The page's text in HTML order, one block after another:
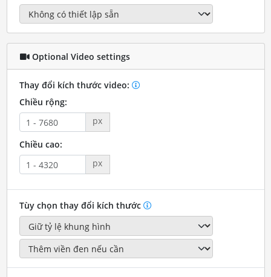
Optional Video settings
Thay đổi kích thước video:
Chiều rộng:
px
Chiều cao:
px
Tùy chọn thay đổi kích thước